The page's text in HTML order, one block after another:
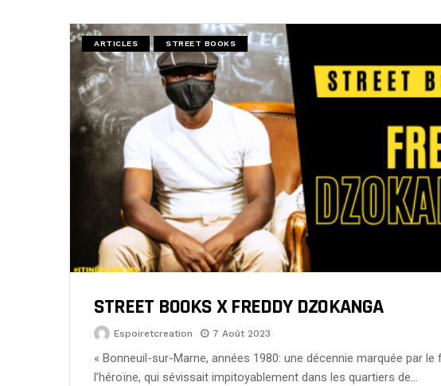
ARTICLES STREET BOOKS
STREET BOOKS X FREDDY DZOKANGA
Espoiretcreation 7 Août 2023
« Bonneuil-sur-Marne, années 1980: une décennie marquée par le
l’héroïne, qui sévissait impitoyablement dans les quartiers de…